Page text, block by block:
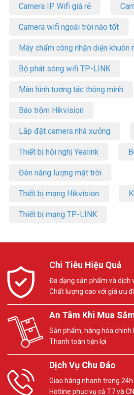
Camera IP Wifi giá rẻ
Camera wifi ngoài trời nào tốt
Máy chấm công nhận diện khuôn
Bộ phát sóng wifi TP-LINK
Màn hình tương tác thông minh
Báo trộm Hikvision
Lắp đặt camera nhà xưởng
Thiết bị hội nghị Yealink
Đèn năng lượng mặt trời
Thiết bị mạng Hikvision
Thiết bị mạng TP-LINK
Chi Tiêu Hiệu Quả
Đa dạng sản phẩm và dịch
Chất lượng cao với giá ưu
An Tâm Khi Mua
Sản phẩm, hàng hóa chính
Thanh toán tiện lợi
Dịch Vụ Chu Đáo
Giao hàng nhanh trong 24h
Hotline phục vụ cả T7 và CN